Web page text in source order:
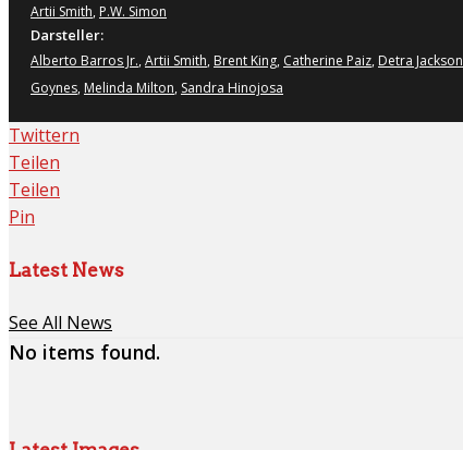
Artii Smith, P.W. Simon
Darsteller:
Alberto Barros Jr., Artii Smith, Brent King, Catherine Paiz, Detra Jackson
Goynes, Melinda Milton, Sandra Hinojosa
Twittern
Teilen
Teilen
Pin
Latest News
See All News
No items found.